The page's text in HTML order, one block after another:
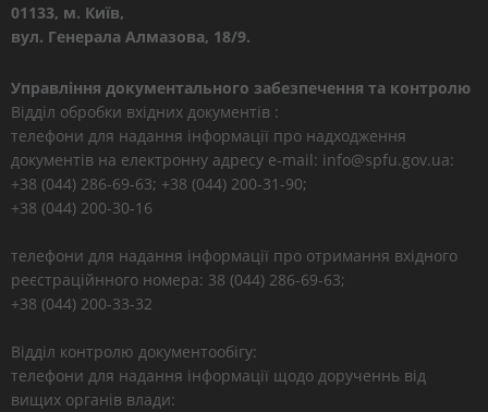
01133, м. Київ,
вул. Генерала Алмазова, 18/9.
Управління документального забезпечення та контролю
Відділ обробки вхідних документів :
телефони для надання інформації про надходження
документів на електронну адресу e-mail: info@spfu.gov.ua:
+38 (044) 286-69-63; +38 (044) 200-31-90;
+38 (044) 200-30-16
телефони для надання інформації про отримання вхідного
реєстраційнного номера: 38 (044) 286-69-63;
+38 (044) 200-33-32
Відділ контролю документообігу:
телефони для надання інформації щодо дорученнь від
вищих органів влади: